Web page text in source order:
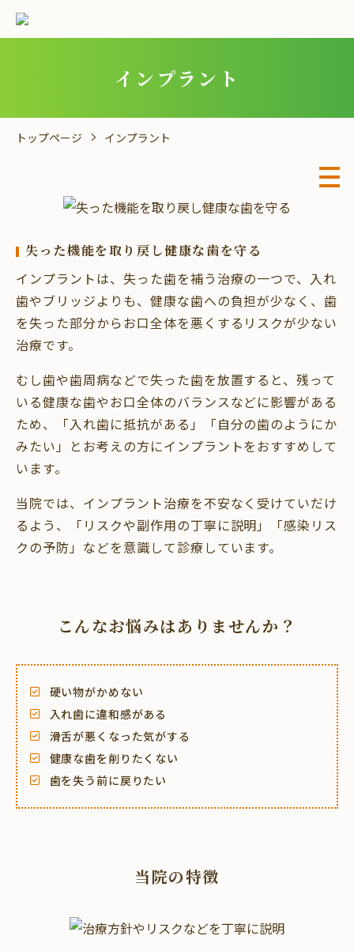
インプラント
トップページ インプラント
失った機能を取り戻し健康な歯を守る
インプラントは、失った歯を補う治療の一つで、入れ
歯やブリッジよりも、健康な歯への負担が少なく、歯
を失った部分からお口全体を悪くするリスクが少ない
治療です。
むし歯や歯周病などで失った歯を放置すると、残って
いる健康な歯やお口全体のバランスなどに影響がある
ため、「入れ歯に抵抗がある」「自分の歯のようにか
みたい」とお考えの方にインプラントをおすすめして
います。
当院では、インプラント治療を不安なく受けていだけ
るよう、「リスクや副作用の丁寧に説明」「感染リス
クの予防」などを意識して診療しています。
こんなお悩みはありませんか？
硬い物がかめない
入れ歯に違和感がある
滑舌が悪くなった気がする
健康な歯を削りたくない
歯を失う前に戻りたい
当院の特徴